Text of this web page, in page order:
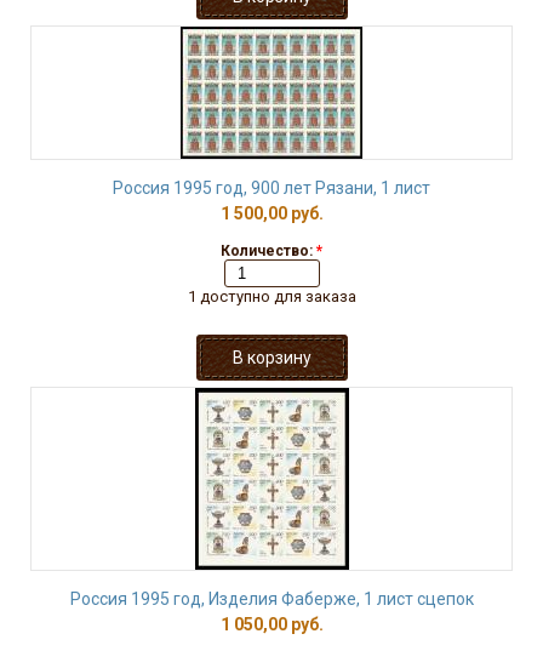
Россия 1995 год, 900 лет Рязани, 1 лист
1 500,00 руб.
Количество: *
1 доступно для заказа
Россия 1995 год, Изделия Фаберже, 1 лист сцепок
1 050,00 руб.